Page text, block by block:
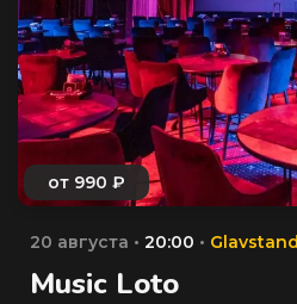
20 августа • 20:00 •
Music Loto